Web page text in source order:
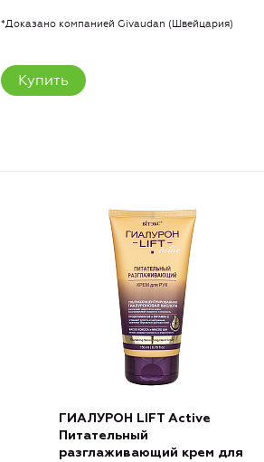
*Доказано компанией Givaudan (Швейцария)
Купить
ГИАЛУРОН LIFT Active
Питательный
разглаживающий крем для